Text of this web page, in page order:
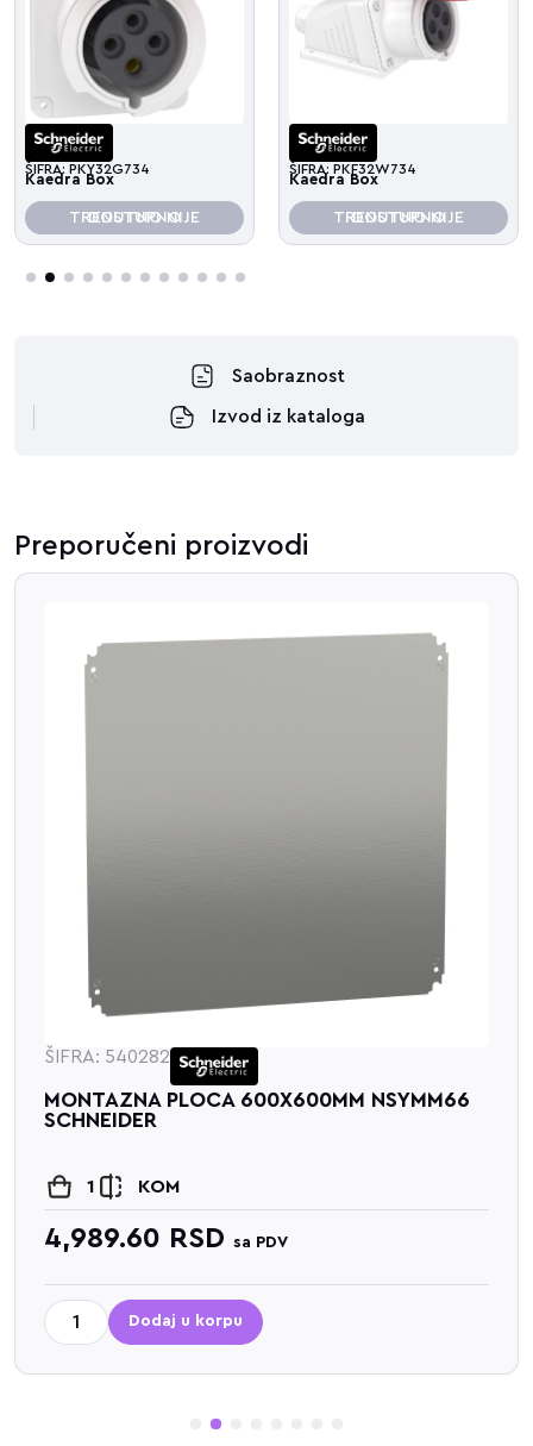
ŠIFRA: PKY32G734
Kaedra Box
TRENUTNO NIJE DOSTUPNO
ŠIFRA: PKF32W734
Kaedra Box
TRENUTNO NIJE DOSTUPNO
4 5 6 7 8 9 10 11 12
Saobraznost
Izvod iz kataloga
Preporučeni proizvodi
ŠIFRA: 540282
MONTAZNA PLOCA 600X600MM NSYMM66
SCHNEIDER
1 KOM
4,989.60 RSD sa PDV
Dodaj u korpu
5